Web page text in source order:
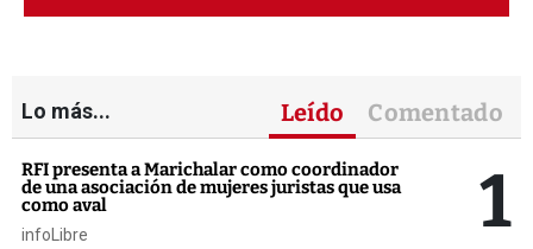
Lo más... Leído Comentado
RFI presenta a Marichalar como coordinador
de una asociación de mujeres juristas que usa
como aval
infoLibre 1